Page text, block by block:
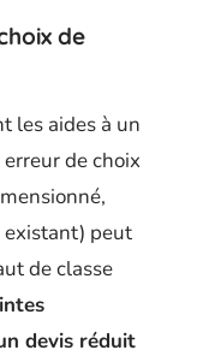
de
les aides à un
de choix
existant) peut
de classe
devis réduit